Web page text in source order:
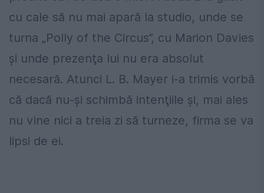
cu cale să nu mai apară la studio, unde se
turna „Polly of the Circus”, cu Marion Davies
şi unde prezenţa lui nu era absolut
necesară. Atunci L. B. Mayer i-a trimis vorbă
că dacă nu-şi schimbă intenţiile şi, mai ales
nu vine nici a treia zi să turneze, firma se va
lipsi de ei.